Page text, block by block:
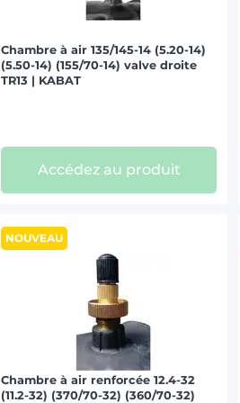
Chambre à air 135/145-14 (5.20-14)
(5.50-14) (155/70-14) valve droite
TR13 | KABAT
Accédez au produit
NOUVEAU
Chambre à air renforcée 12.4-32
(11.2-32) (370/70-32) (360/70-32)